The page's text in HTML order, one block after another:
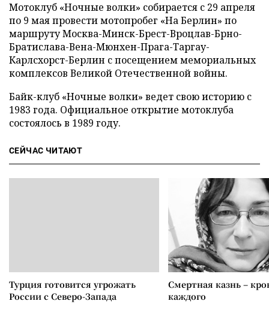
Мотоклуб «Ночные волки» собирается с 29 апреля
по 9 мая провести мотопробег «На Берлин» по
маршруту Москва-Минск-Брест-Вроцлав-Брно-
Братислава-Вена-Мюнхен-Прага-Таргау-
Карлсхорст-Берлин с посещением мемориальных
комплексов Великой Отечественной войны.
Байк-клуб «Ночные волки» ведет свою историю с
1983 года. Официальное открытие мотоклуба
состоялось в 1989 году.
СЕЙЧАС ЧИТАЮТ
Турция готовится угрожать
России с Северо-Запада
Смертная казнь –
каждого